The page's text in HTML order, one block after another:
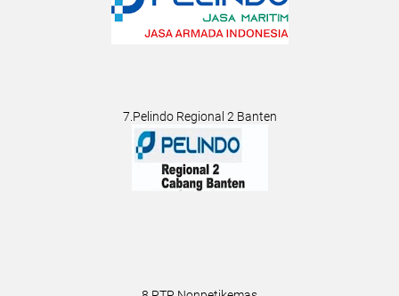
7.Pelindo Regional 2 Banten